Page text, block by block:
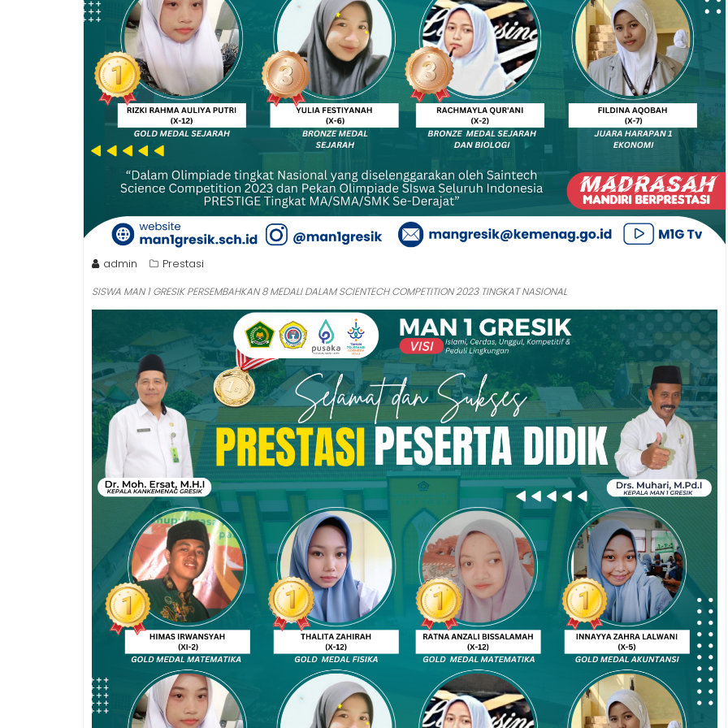
admin Prestasi
SISWA MAN 1 GRESIK PERSEMBAHKAN 8 MEDALI DALAM SCIENTECH COMPETITION 2023 TINGKAT NASIONAL